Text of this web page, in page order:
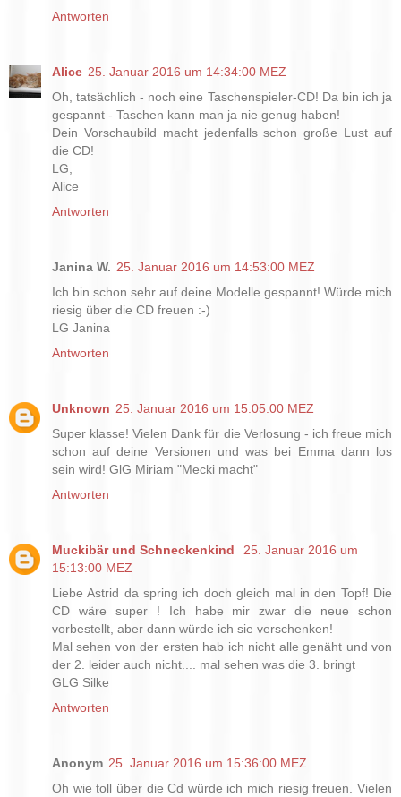
Antworten
Alice 25. Januar 2016 um 14:34:00 MEZ
Oh, tatsächlich - noch eine Taschenspieler-CD! Da bin ich ja
gespannt - Taschen kann man ja nie genug haben!
Dein Vorschaubild macht jedenfalls schon große Lust auf
die CD!
LG,
Alice
Antworten
Janina W. 25. Januar 2016 um 14:53:00 MEZ
Ich bin schon sehr auf deine Modelle gespannt! Würde mich
riesig über die CD freuen :-)
LG Janina
Antworten
Unknown 25. Januar 2016 um 15:05:00 MEZ
Super klasse! Vielen Dank für die Verlosung - ich freue mich
schon auf deine Versionen und was bei Emma dann los
sein wird! GlG Miriam "Mecki macht"
Antworten
Muckibär und Schneckenkind
25. Januar 2016 um
15:13:00 MEZ
Liebe Astrid da spring ich doch gleich mal in den Topf! Die
CD wäre super ! Ich habe mir zwar die neue schon
vorbestellt, aber dann würde ich sie verschenken!
Mal sehen von der ersten hab ich nicht alle genäht und von
der 2. leider auch nicht.... mal sehen was die 3. bringt
GLG Silke
Antworten
Anonym 25. Januar 2016 um 15:36:00 MEZ
Oh wie toll über die Cd würde ich mich riesig freuen. Vielen